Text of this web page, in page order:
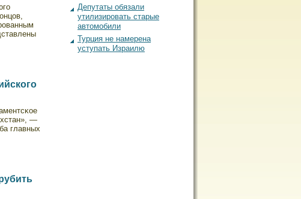
—
главных
Депутаты обязали
утилизировать старые
автомобили
Турция не намерена
уступать Израилю